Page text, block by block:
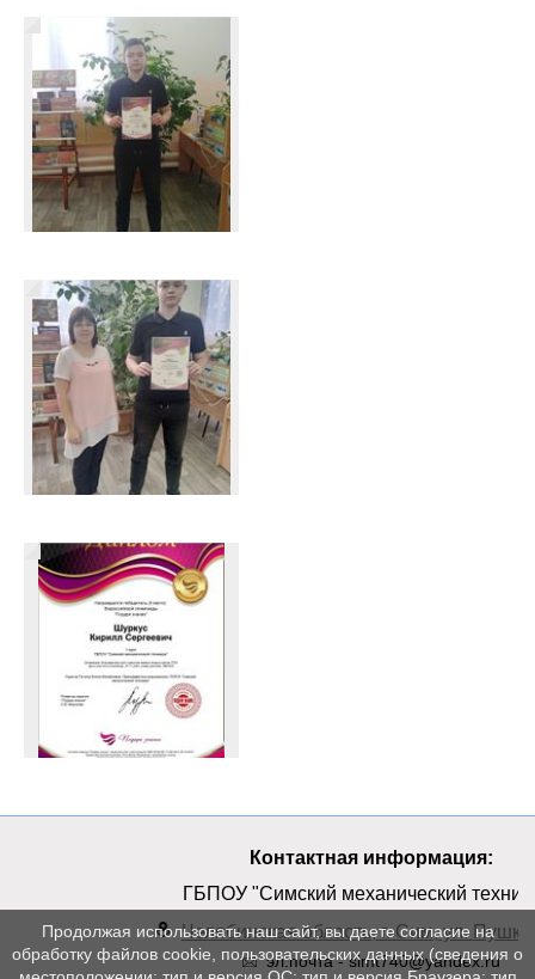
Контактная информация:
ГБПОУ "Симский механический
Челябинская область, г. Сим, ул.
эл.почта - simt740@yandex.ru
Продолжая использовать наш сайт, вы даете согласие на
обработку файлов cookie, пользовательских данных (сведения о